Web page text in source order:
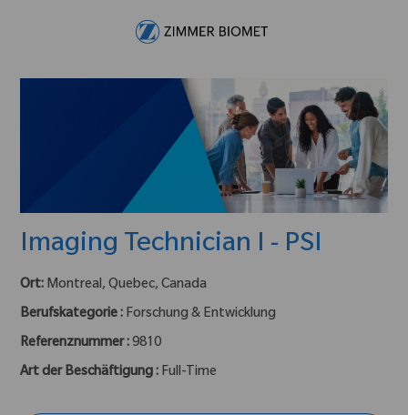
Imaging Technician I - PSI
Ort: Montreal, Quebec, Canada
Berufskategorie : Forschung & Entwicklung
Referenznummer :9810
Art der Beschäftigung : Full-Time